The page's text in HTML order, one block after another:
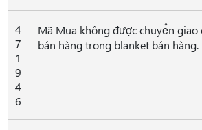
4
7
1
9
4
6
Mã Mua không được chuyển giao
bán hàng trong blanket bán hàng.